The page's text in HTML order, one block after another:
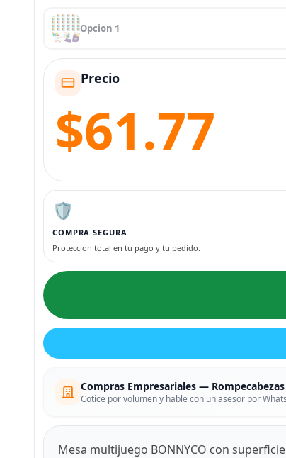
Opcion 1
Precio
$61.77
🛡️
COMPRA SEGURA
Proteccion total en tu pago y tu pedido.
Compras Empresariales —
Cotice por volumen y hable con un asesor por
Mesa multijuego BONNYCO con